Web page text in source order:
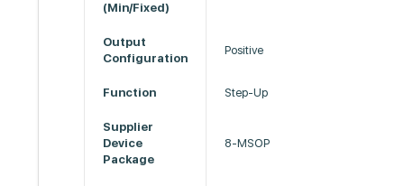
(Min/Fixed)
Output
Configuration
Positive
Function Step-Up
Supplier
Device
Package
8-MSOP